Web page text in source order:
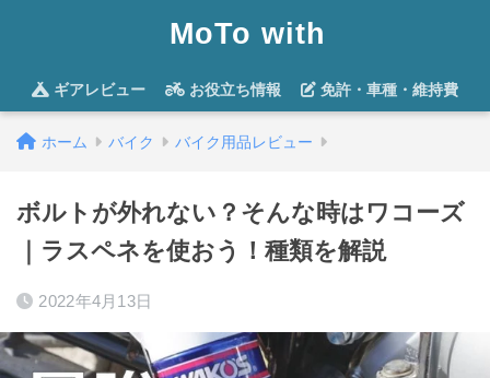
MoTo with
ギアレビュー お役立ち情報 免許・車種・維持費
ホーム バイク バイク用品レビュー
ボルトが外れない？そんな時はワコーズ
｜ラスペネを使おう！種類を解説
2022年4月13日